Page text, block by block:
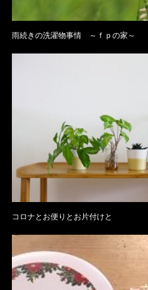
雨続きの洗濯物事情 ～ｆｐの家～
コロナとお便りとお片付けと